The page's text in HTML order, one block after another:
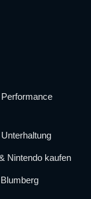
Nintendo kaufen